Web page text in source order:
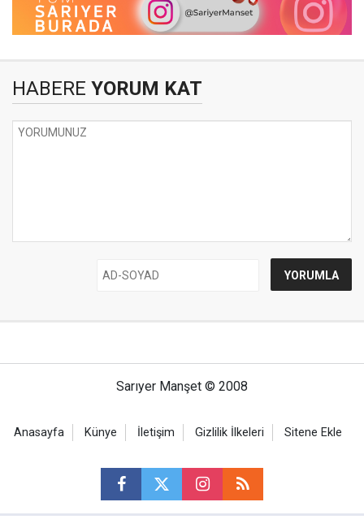
HABERE YORUM KAT
Sarıyer Manşet © 2008
Anasayfa Künye İletişim Gizlilik İlkeleri Sitene Ekle